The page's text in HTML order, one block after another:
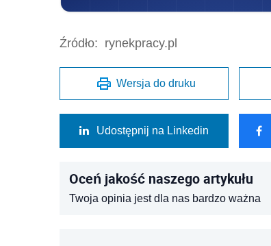
Źródło: rynekpracy.pl
Wersja do druku
Udostępnij na Linkedin
Oceń jakość naszego artykułu
Twoja opinia jest dla nas bardzo ważna